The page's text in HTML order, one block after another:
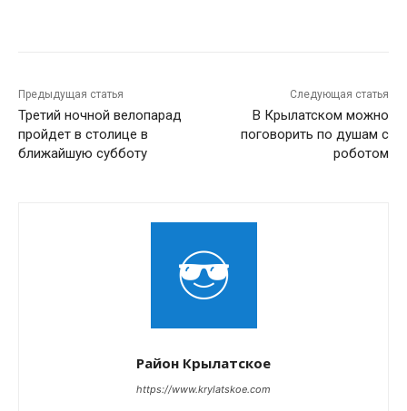
Предыдущая статья
Третий ночной велопарад
пройдет в столице в
ближайшую субботу
Следующая статья
В Крылатском можно
поговорить по душам с
роботом
Район Крылатское
https://www.krylatskoe.com